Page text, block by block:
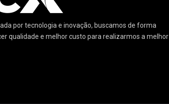
por tecnologia e inovação, buscamos de forma
qualidade e melhor custo para realizarmos a melhor